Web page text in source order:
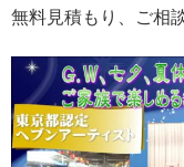
無料見積もり、ご相